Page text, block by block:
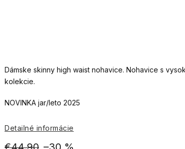
Dámske skinny high waist nohavice. Nohavice s
kolekcie.
NOVINKA jar/leto 2025
Detailné informácie